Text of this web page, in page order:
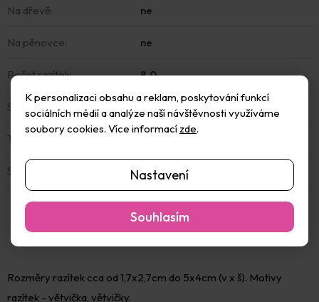
K personalizaci obsahu a reklam, poskytování funkcí
sociálních médií a analýze naší návštěvnosti využíváme
soubory cookies. Více informacízde.
Nastavení
Souhlasím
Rozměry razítek cca od 1,7x2,7cm do 5x4cm (v x š). Motivy
razítek - větvička, větvičky.
Na dřevě: ne
Na pěnovce: ne
Počet razítek: 8.0
S razítkovacím polštářkem:
Typ razítka
Sada Ano